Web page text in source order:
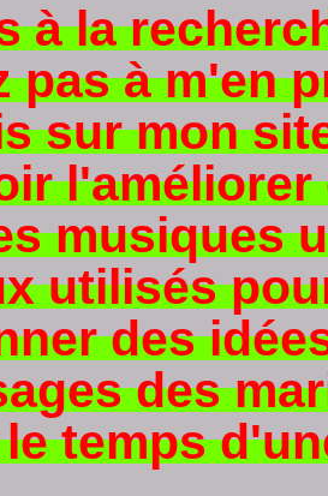
à la
pas à m'en
sur mon
musiques
utilisés
des
des
temps